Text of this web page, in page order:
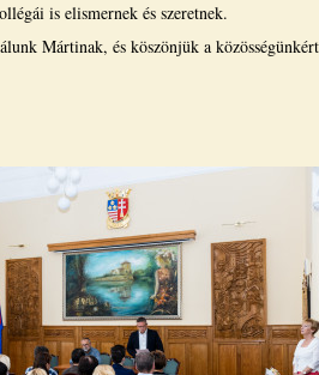
is elismernek és szeretnek.
Mártinak, és köszönjük a